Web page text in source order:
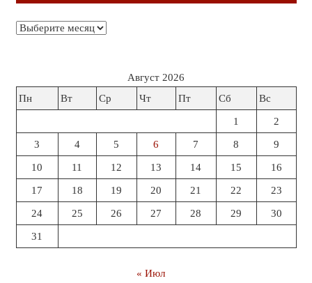
Архивы
Август 2026
Пн
Вт Ср Чт Пт Сб Вс
1 2
3 4 5 6 7 8 9
10 11 12 13 14 15 16
17 18 19 20 21 22 23
24 25 26 27 28 29 30
31
« Июл